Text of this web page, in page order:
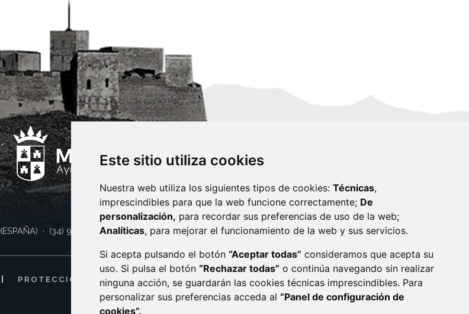
Este sitio utiliza cookies
Nuestra web utiliza los siguientes tipos de cookies: Técnicas,
imprescindibles para que la web funcione correctamente; De
personalización, para recordar sus preferencias de uso de la web;
Analíticas, para mejorar el funcionamiento de la web y sus servicios.
Si acepta pulsando el botón “Aceptar todas” consideramos que acepta su
uso. Si pulsa el botón “Rechazar todas” o continúa navegando sin realizar
ninguna acción, se guardarán las cookies técnicas imprescindibles. Para
personalizar sus preferencias acceda al “Panel de configuración de
cookies”.
(ESPAÑA) · (34) 974 400 700 ·sac@monzon.es monzon.es
PROTECCIÓN DE DATOS POLÍTICA DE COOKIES
ACCESIBILIDAD